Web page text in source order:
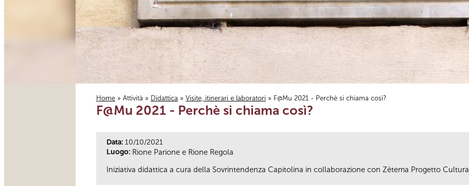
Tu sei qui
Home » Attività » Didattica » Visite, itinerari e laboratori » F@Mu 2021 - Perchè si chiama così?
F@Mu 2021 - Perchè si chiama così?
Data: 10/10/2021
Luogo: Rione Parione e Rione Regola
Iniziativa didattica a cura della Sovrintendenza Capitolina in collaborazione con Zètema Progetto Cultura